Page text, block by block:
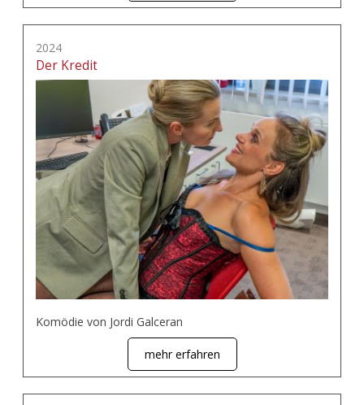
2024
Der Kredit
Komödie von Jordi Galceran
mehr erfahren